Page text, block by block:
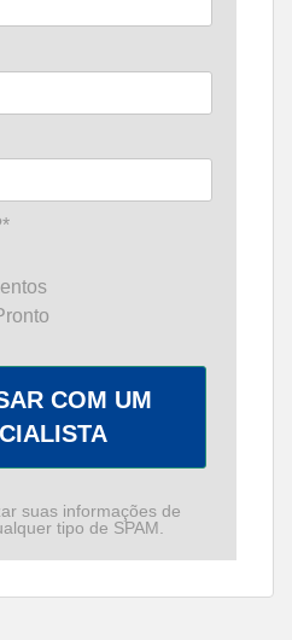
COM UM
suas informações de
tipo de SPAM.